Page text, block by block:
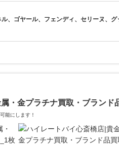
、ゴヤール、フェンディ、セリーヌ、
・金プラチナ買取・ブランド
能にします！